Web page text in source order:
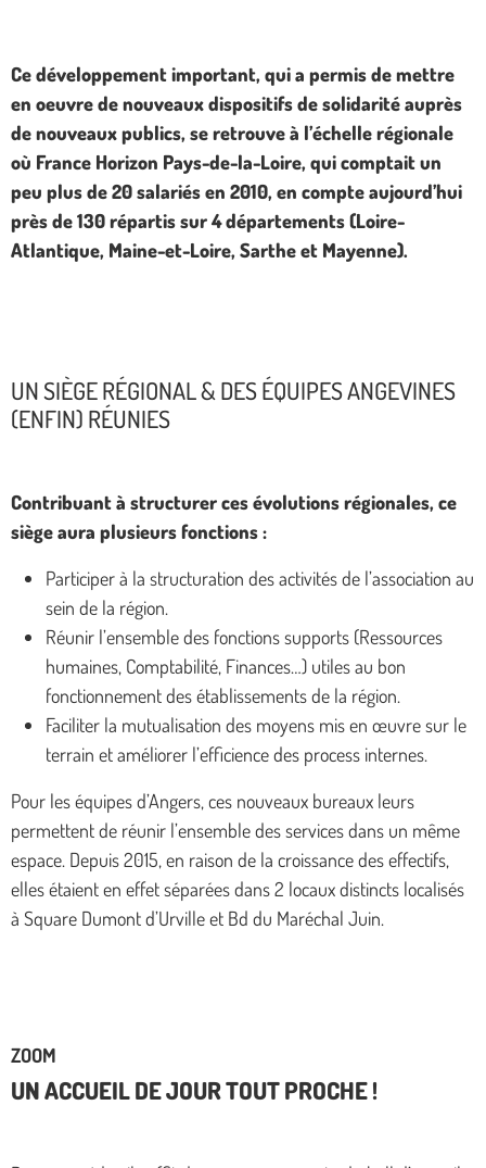
Ce développement important, qui a permis de mettre
en oeuvre de nouveaux dispositifs de solidarité auprès
de nouveaux publics, se retrouve à l’échelle régionale
où France Horizon Pays-de-la-Loire, qui comptait un
peu plus de 20 salariés en 2010, en compte aujourd’hui
près de 130 répartis sur 4 départements (Loire-
Atlantique, Maine-et-Loire, Sarthe et Mayenne).
UN SIÈGE RÉGIONAL & DES ÉQUIPES ANGEVINES
(ENFIN) RÉUNIES
Contribuant à structurer ces évolutions régionales, ce
siège aura plusieurs fonctions :
Participer à la structuration des activités de l’association au
sein de la région.
Réunir l’ensemble des fonctions supports (Ressources
humaines, Comptabilité, Finances…) utiles au bon
fonctionnement des établissements de la région.
Faciliter la mutualisation des moyens mis en œuvre sur le
terrain et améliorer l’efficience des process internes.
Pour les équipes d’Angers, ces nouveaux bureaux leurs
permettent de réunir l’ensemble des services dans un même
espace. Depuis 2015, en raison de la croissance des effectifs,
elles étaient en effet séparées dans 2 locaux distincts localisés
à Square Dumont d’Urville et Bd du Maréchal Juin.
ZOOM
UN ACCUEIL DE JOUR TOUT PROCHE !